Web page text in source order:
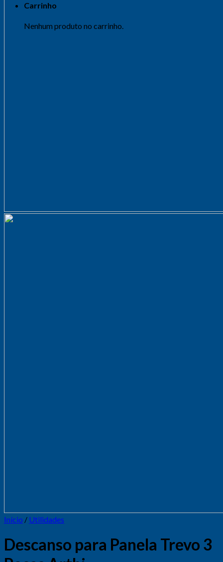
Carrinho
Nenhum produto no carrinho.
Início / Utilidades
Descanso para Panela Trevo 3